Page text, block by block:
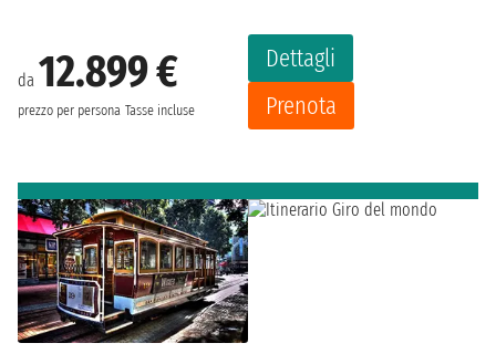
da 12.899 €
prezzo per persona Tasse incluse
Dettagli
Prenota